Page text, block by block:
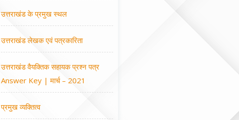
उत्तराखंड के प्रमुख स्थल
उत्तराखंड लेखक एवं पत्रकारिता
उत्तराखंड वैयक्तिक सहायक प्रश्न पत्र
Answer Key | मार्च – 2021
प्रमुख व्यक्तित्व